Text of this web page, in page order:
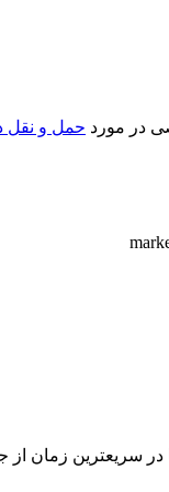
در مورد حمل و نقل
سریعترین زمان از